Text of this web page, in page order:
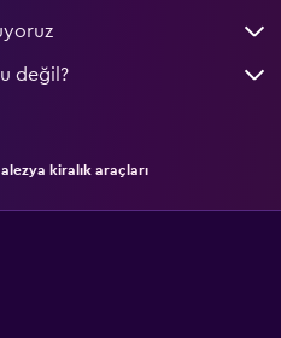
değil?
kiralık araçları